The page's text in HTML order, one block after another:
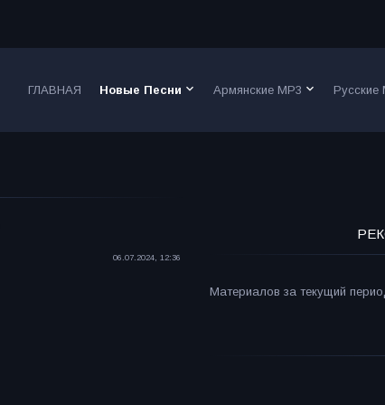
ГЛАВНАЯ Новые Песни keyboard_arrow_down Армянские MP3 keyboard_arrow_down Русские
06.07.2024, 12:36
Материалов за текущий